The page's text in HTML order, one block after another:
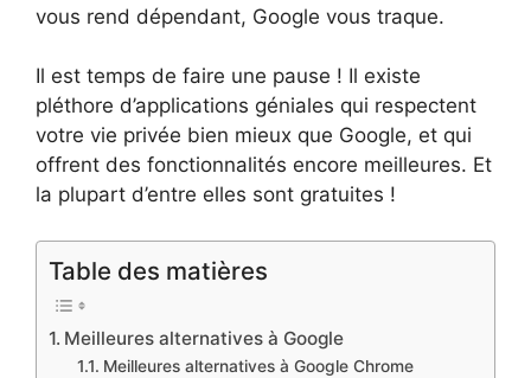
vous rend dépendant, Google vous traque.
Il est temps de faire une pause ! Il existe
pléthore d’applications géniales qui respectent
votre vie privée bien mieux que Google, et qui
offrent des fonctionnalités encore meilleures. Et
la plupart d’entre elles sont gratuites !
Table des matières
Meilleures alternatives à Google
Meilleures alternatives à Google Chrome